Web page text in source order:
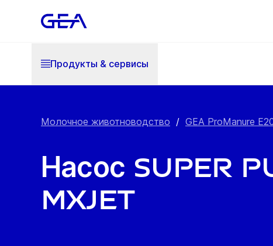
Продукты & cервисы
Молочное животноводство / GEA ProManure
Насос Super
MXjet